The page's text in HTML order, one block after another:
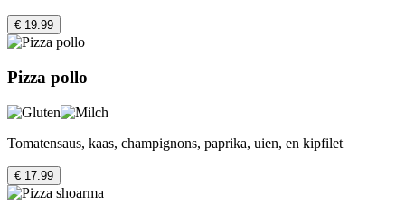
€ 19.99
Pizza pollo
Tomatensaus, kaas, champignons, paprika, uien, en kipfilet
€ 17.99